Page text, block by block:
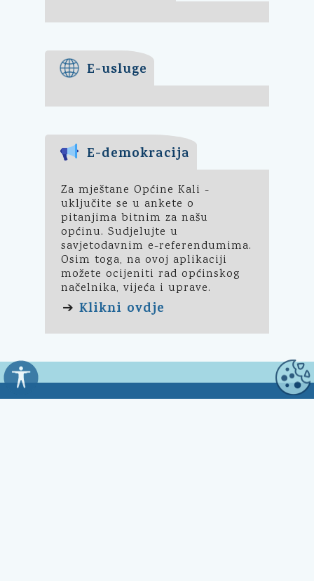
E-usluge
E-demokracija
Za mještane Općine Kali -
uključite se u ankete o
pitanjima bitnim za našu
općinu. Sudjelujte u
savjetodavnim e-referendumima.
Osim toga, na ovoj aplikaciji
možete ocijeniti rad općinskog
načelnika, vijeća i uprave.
➔ Klikni ovdje